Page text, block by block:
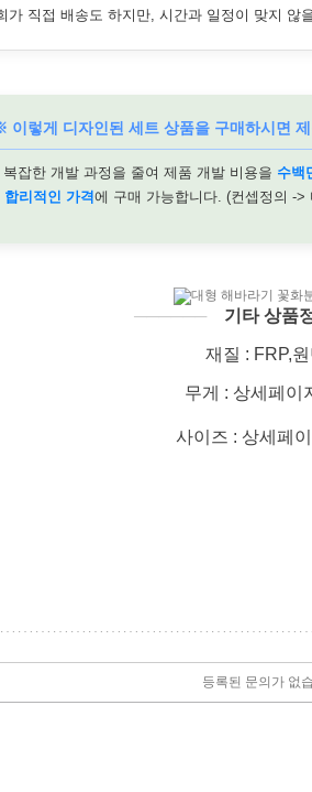
직접 배송도 하지만, 시간과 일정이 맞지 않
이렇게 디자인된 세트 상품을 구매하시면
잡한 개발 과정을 줄여 제품 개발 비용을 수백
합리적인 가격에 구매 가능합니다. (컨셉정의 -
────── 기타 상품
재질 : FRP,원
무게 : 상세페이
사이즈 : 상세페
등록된 문의가 없